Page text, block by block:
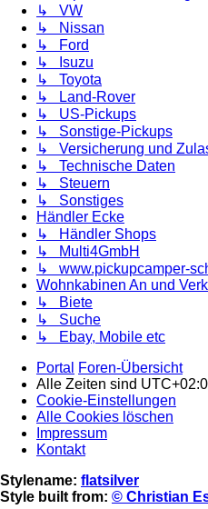
↳ VW
↳ Nissan
↳ Ford
↳ Isuzu
↳ Toyota
↳ Land-Rover
↳ US-Pickups
↳ Sonstige-Pickups
↳ Versicherung und
↳ Technische Daten
↳ Steuern
↳ Sonstiges
Händler Ecke
↳ Händler Shops
↳ Multi4GmbH
↳ www.pickupcamper-
Wohnkabinen An und
↳ Biete
↳ Suche
↳ Ebay, Mobile etc
Portal Foren-Übersicht
Alle Zeiten sind
Cookie-Einstellungen
Alle Cookies löschen
Impressum
Kontakt
Stylename: flatsilver
Style built from: © Christian